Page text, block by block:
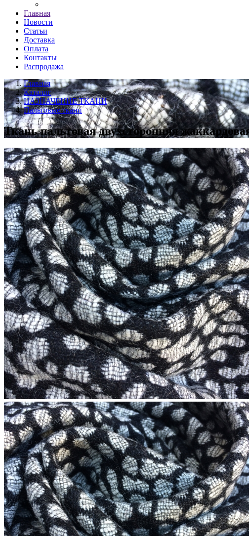
Главная
Новости
Статьи
Доставка
Оплата
Контакты
Распродажа
Главная
Каталог
НАЗНАЧЕНИЕ ТКАНИ
Пальтовые ткани
Ткань пальтовая двухсторонняя